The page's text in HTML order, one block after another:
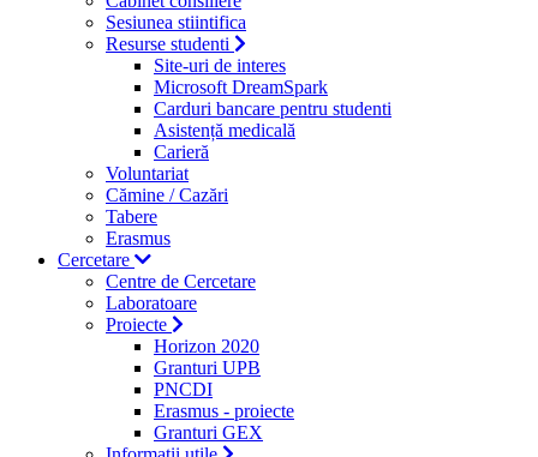
Sesiunea stiintifica
Resurse studenti
Site-uri de interes
Microsoft DreamSpark
Carduri bancare pentru studenti
Asistență medicală
Carieră
Voluntariat
Cămine / Cazări
Tabere
Erasmus
Cercetare
Centre de Cercetare
Laboratoare
Proiecte
Horizon 2020
Granturi UPB
PNCDI
Erasmus - proiecte
Granturi GEX